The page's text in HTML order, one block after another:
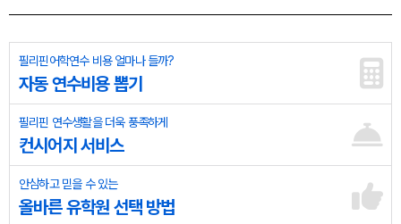
필리핀어학연수 비용 얼마나 들까?
자동 연수비용 뽑기
필리핀 연수생활을 더욱 풍족하게
컨시어지 서비스
안심하고 믿을 수 있는
올바른 유학원 선택 방법